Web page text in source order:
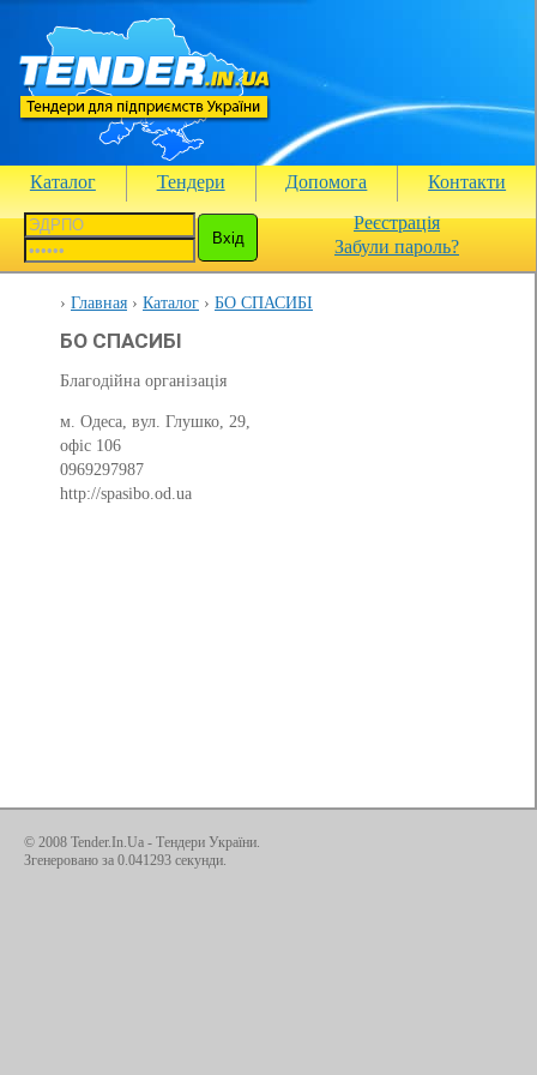
Каталог Тендери Допомога
Контакти
Реєстрація
Забули пароль?
Главная Каталог БО СПАСИБІ
БО СПАСИБІ
Благодійна організація
м. Одеса, вул. Глушко, 29,
офіс 106
0969297987
http://spasibo.od.ua
© 2008 Tender.In.Ua - Тендери України.
Згенеровано за 0.041293 секунди.